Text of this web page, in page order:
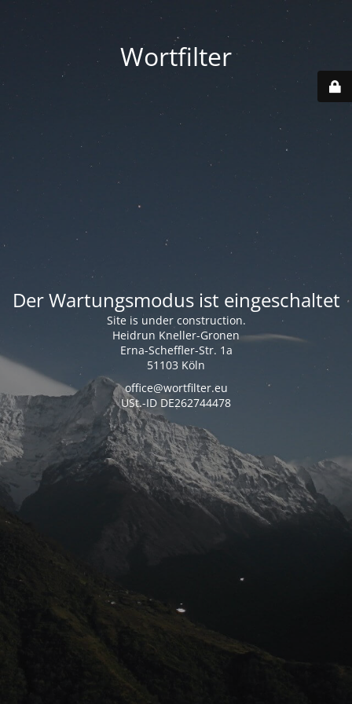
Wortfilter
Der Wartungsmodus ist eingeschaltet
Site is under construction.
Heidrun Kneller-Gronen
Erna-Scheffler-Str. 1a
51103 Köln
office@wortfilter.eu
USt.-ID DE262744478